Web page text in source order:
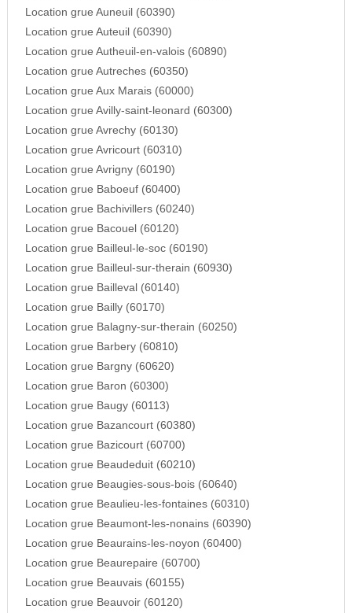
Location grue Auneuil (60390)
Location grue Auteuil (60390)
Location grue Autheuil-en-valois (60890)
Location grue Autreches (60350)
Location grue Aux Marais (60000)
Location grue Avilly-saint-leonard (60300)
Location grue Avrechy (60130)
Location grue Avricourt (60310)
Location grue Avrigny (60190)
Location grue Baboeuf (60400)
Location grue Bachivillers (60240)
Location grue Bacouel (60120)
Location grue Bailleul-le-soc (60190)
Location grue Bailleul-sur-therain (60930)
Location grue Bailleval (60140)
Location grue Bailly (60170)
Location grue Balagny-sur-therain (60250)
Location grue Barbery (60810)
Location grue Bargny (60620)
Location grue Baron (60300)
Location grue Baugy (60113)
Location grue Bazancourt (60380)
Location grue Bazicourt (60700)
Location grue Beaudeduit (60210)
Location grue Beaugies-sous-bois (60640)
Location grue Beaulieu-les-fontaines (60310)
Location grue Beaumont-les-nonains (60390)
Location grue Beaurains-les-noyon (60400)
Location grue Beaurepaire (60700)
Location grue Beauvais (60155)
Location grue Beauvoir (60120)